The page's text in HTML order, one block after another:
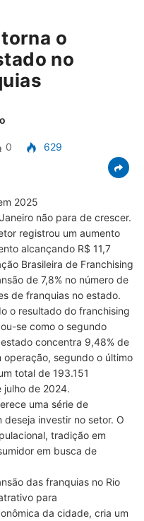
o
no
0
629
2025
não para de crescer.
registrou um aumento
alcançando R$ 11,7
Brasileira de Franchising
de 7,8% no número de
de franquias no estado.
o resultado do franchising
se como o segundo
concentra 9,48% de
segundo o último
total de 193.151
julho de 2024.
uma série de
investir no setor. O
tradição em
em busca de
das franquias no Rio
para
da cidade, cria um